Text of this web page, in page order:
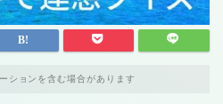
ションを含む場合があります